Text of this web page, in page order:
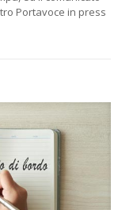
Portavoce in press